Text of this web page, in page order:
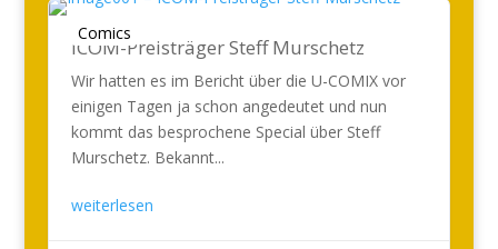
Comics
ICOM-Preisträger Steff Murschetz
Wir hatten es im Bericht über die U-COMIX vor
einigen Tagen ja schon angedeutet und nun
kommt das besprochene Special über Steff
Murschetz. Bekannt...
weiterlesen